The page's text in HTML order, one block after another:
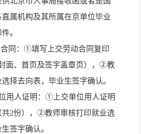
属机构及其所属在京单位毕业
。
同：①填写上交劳动合同复印
面、首页及签字盖章页），②教
择去向表，毕业生签字确认。
用人证明：①上交单位用人证明
共2份），②教师审核打印就业选
签字确认。